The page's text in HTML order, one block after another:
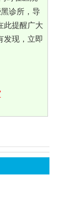
诊所，导
此提醒广大
发现，立即